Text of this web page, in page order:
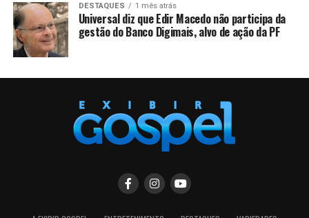
DESTAQUES 1 mês atrás
Universal diz que Edir Macedo não participa da
gestão do Banco Digimais, alvo de ação da PF